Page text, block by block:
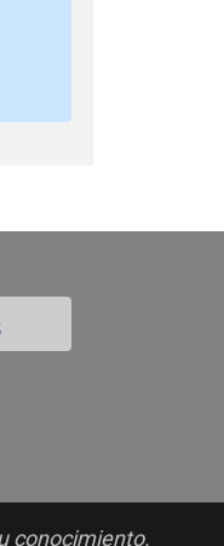
conocimiento.